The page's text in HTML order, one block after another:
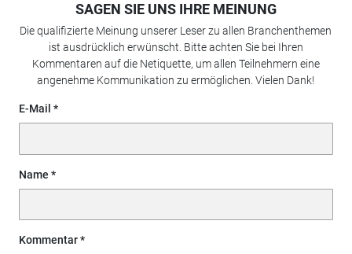
SAGEN SIE UNS IHRE MEINUNG
Die qualifizierte Meinung unserer Leser zu allen Branchenthemen
ist ausdrücklich erwünscht. Bitte achten Sie bei Ihren
Kommentaren auf die Netiquette, um allen Teilnehmern eine
angenehme Kommunikation zu ermöglichen. Vielen Dank!
E-Mail
Name
Kommentar